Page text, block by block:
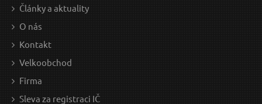
1 699 Kč / Ks
1404.13 Kč bez DPH
Doprava zdarma
Články a aktuality
O nás
Kontakt
Velkoobchod
Firma
Sleva za registraci IČ